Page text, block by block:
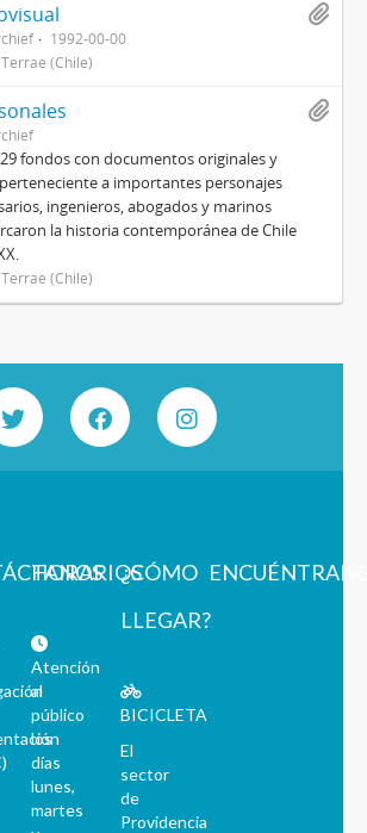
1992-00-00
(Chile)
fondos con documentos originales y
a importantes personajes
ingenieros, abogados y marinos
la historia contemporánea de Chile
(Chile)
HORARIOS
Atención
al
público
los
días
lunes,
martes
¿CÓMO
LLEGAR?
BICICLETA
El
sector
de
Providencia